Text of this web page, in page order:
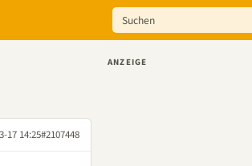
17 14:25#2107448
ANZEIGE